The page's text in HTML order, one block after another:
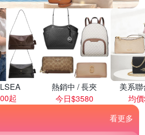
起
熱銷中 / 長夾
今日$3580
美系
均
看更多